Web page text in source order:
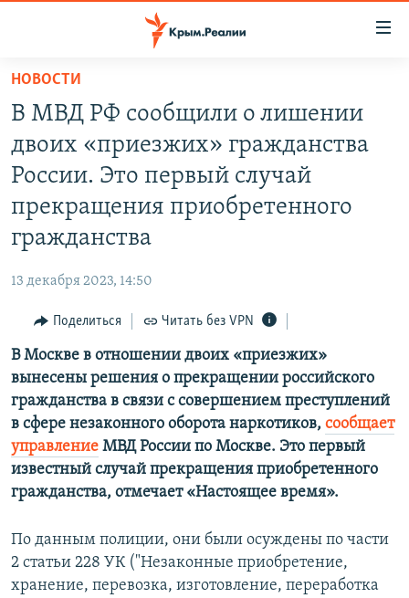
Вернуться
основному
содержанию
Вернутся
главной
навигации
Вернутся
СПЕЦПРОЕКТЫ
ВОДА
ЕЩЕ
ТЕЛЕПРОЕКТ КРЫМ.РЕАЛИИ
СОВЕТЫ ПРАВОЗАЩИТНИКОВ
ПРОПАВШИЕ БЕЗ ВЕСТИ
ПОБЕДИТЕЛЕЙ НЕ СУДЯТ?
КРЫМ.НЕПОКОРЕННЫЙ
ELIFBE
КАК ОБОЙТИ БЛОКИРОВКУ
Qırımtatar
ПРИСОЕДИНЯЙТЕСЬ!
Все сайты RFE/RL
НОВОСТИ
В МВД РФ сообщили о лишении
двоих «приезжих» гражданства
России. Это первый случай
прекращения приобретенного
гражданства
13 декабря 2023, 14:50
Поделиться Читать без VPN
В Москве в отношении двоих «приезжих»
вынесены решения о прекращении российского
гражданства в связи с совершением преступлений
в сфере незаконного оборота наркотиков, сообщает
управление МВД России по Москве. Это первый
известный случай прекращения приобретенного
гражданства, отмечает «Настоящее время».
По данным полиции, они были осуждены по части
2 статьи 228 УК ("Незаконные приобретение,
хранение, перевозка, изготовление, переработка